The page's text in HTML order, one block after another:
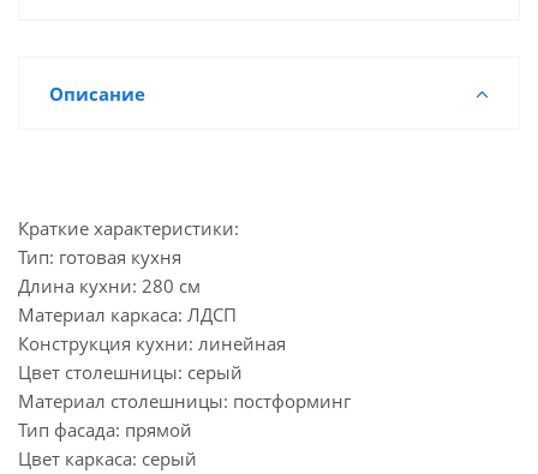
Описание
Краткие характеристики:
Тип: готовая кухня
Длина кухни: 280 см
Материал каркаса: ЛДСП
Конструкция кухни: линейная
Цвет столешницы: серый
Материал столешницы: постформинг
Тип фасада: прямой
Цвет каркаса: серый